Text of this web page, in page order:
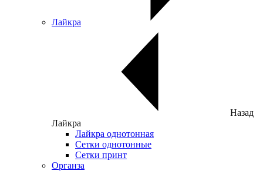
Лайкра
Назад
Лайкра
Лайкра однотонная
Сетки однотонные
Сетки принт
Органза